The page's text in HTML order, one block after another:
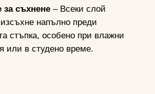
за съхнене– Всеки слой
напълно преди
стъпка, особено при влажни
или в студено време.